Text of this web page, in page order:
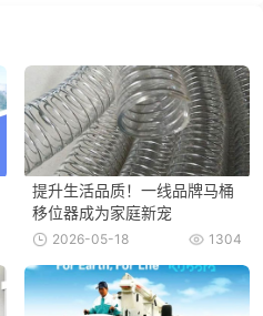
提升生活品质！一线品牌马桶
移位器成为家庭新宠
1304
2026-05-18